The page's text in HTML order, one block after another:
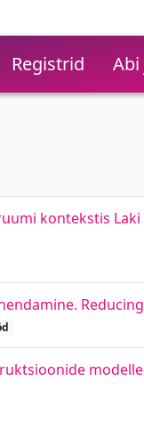
Registrid
kontekstis